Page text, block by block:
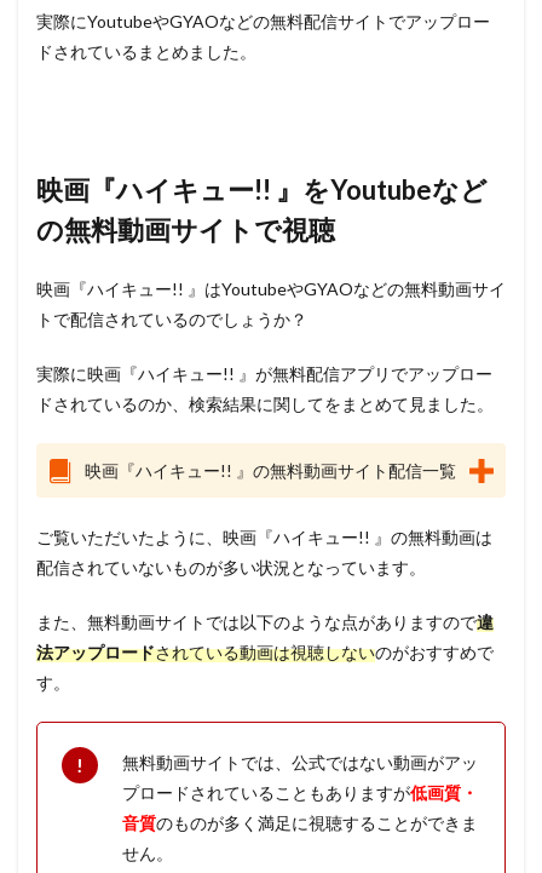
実際にYoutubeやGYAOなどの無料配信サイトでアップロー
ドされているまとめました。
映画『ハイキュー!! 』をYoutubeなど
の無料動画サイトで視聴
映画『ハイキュー!! 』はYoutubeやGYAOなどの無料動画サイ
トで配信されているのでしょうか？
実際に映画『ハイキュー!! 』が無料配信アプリでアップロー
ドされているのか、検索結果に関してをまとめて見ました。
映画『ハイキュー!! 』の無料動画サイト配信一覧
ご覧いただいたように、映画『ハイキュー!! 』の無料動画は
配信されていないものが多い状況となっています。
また、無料動画サイトでは以下のような点がありますので違
法アップロードされている動画は視聴しないのがおすすめで
す。
無料動画サイトでは、公式ではない動画がアッ
プロードされていることもありますが低画質・
音質のものが多く満足に視聴することができま
せん。